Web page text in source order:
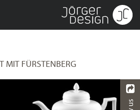
MIT FÜRSTENBERG